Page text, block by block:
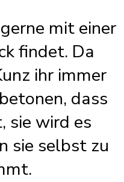
mit einer
findet. Da
ihr immer
dass
sie wird es
sie selbst zu